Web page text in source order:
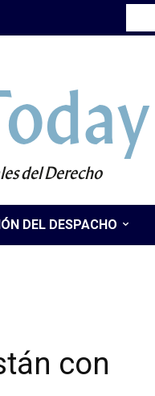
del Derecho
DEL DESPACHO
con